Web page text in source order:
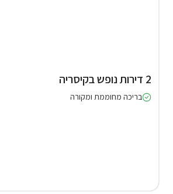
2 דירות נופש בקיסריה
בריכה מחוממת ומקורה